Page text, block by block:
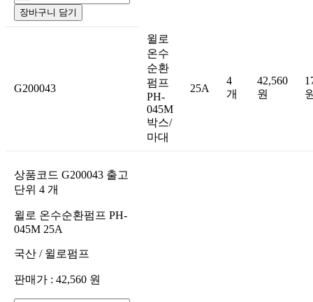
장바구니 담기
G200043
윌로
온수
순환
펌프
PH-
045M
박스/
마대
25A
4
개
42,560
원
상품코드 G200043 출고
단위 4 개
윌로 온수순환펌프 PH-
045M 25A
국산 / 윌로펌프
판매가 : 42,560 원